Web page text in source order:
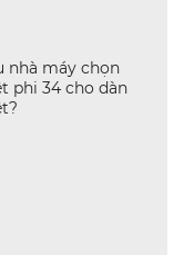
nhà máy chọn
phi 34 cho dàn